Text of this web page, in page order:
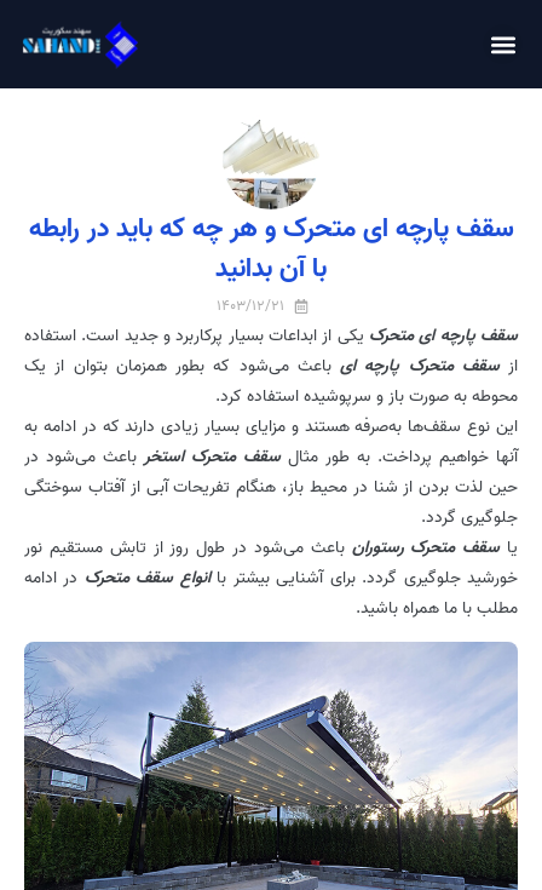
سقف پارچه ای متحرک و هر چه که باید در رابطه
با آن بدانید
1403/12/21
سقف پارچه‌ ای متحرک یکی از ابداعات بسیار پرکاربرد و جدید است. استفاده
ازسقف متحرک پارچه ای باعث می‌شود که بطور همزمان بتوان از یک
محوطه به صورت باز و سرپوشیده استفاده کرد.
این نوع سقف‌ها به‌صرفه هستند و مزایای بسیار زیادی دارند که در ادامه به
آنها خواهیم پرداخت. به طور مثالسقف متحرک استخرباعث می‌شود در
حین لذت بردن از شنا در محیط باز، هنگام تفریحات آبی از آفتاب سوختگی
جلوگیری گردد.
یاسقف متحرک رستوران باعث می‌شود در طول روز از تابش مستقیم نور
خورشید جلوگیری گردد. برای آشنایی بیشتر باانواع سقف متحرک در ادامه
مطلب با ما همراه باشید.